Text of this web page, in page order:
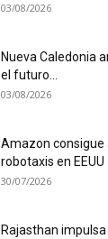
03/08/2026
Nueva Caledonia
el futuro...
03/08/2026
Amazon consigue
robotaxis en EEUU
30/07/2026
Rajasthan